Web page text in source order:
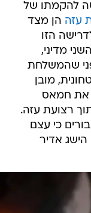
להקמתו של
עזה הן מצד
הזו
מדיני,
שהמשלחת
מובן
את חמאס
רצועת עזה.
כי עצם
הישג אדיר